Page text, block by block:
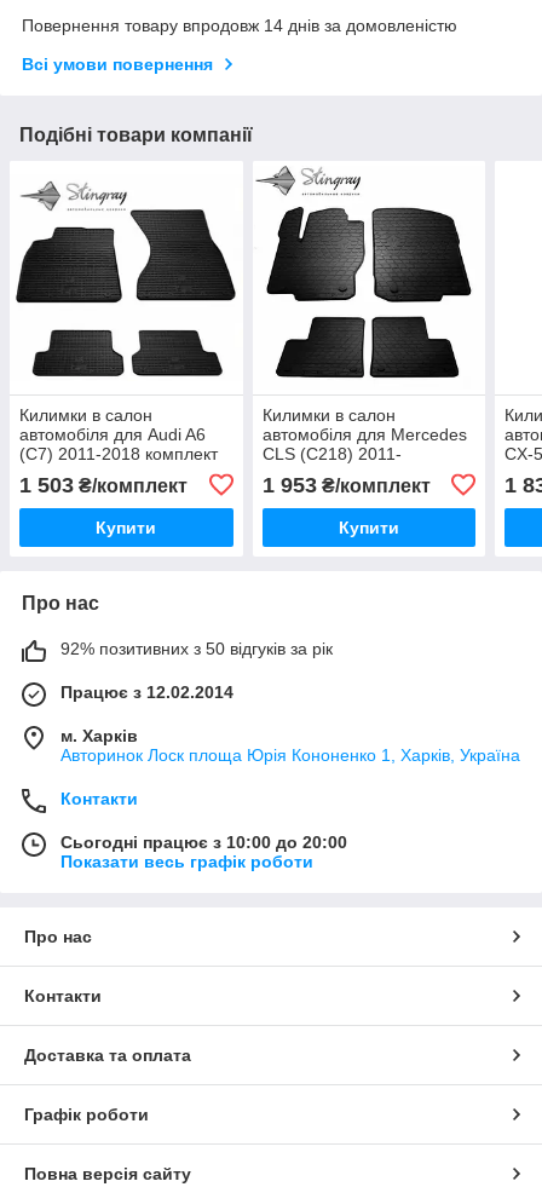
Повернення товару впродовж 14 днів за домовленістю
Всі умови повернення
Подібні товари компанії
Килимки в салон
автомобіля для Audi A6
(C7) 2011-2018 комплект
1 503 ₴/комплект
Купити
Килимки в салон
автомобіля для Mercedes
CLS (C218) 2011-
1 953₴/комплект
Купити
CX-
1
Про нас
92% позитивних з 50 відгуків за рік
Працює з 12.02.2014
м. Харків
Авторинок Лоск площа Юрія Кононенко 1, Харків, Україна
Контакти
Сьогодні працює з 10:00 до 20:00
Показати весь графік роботи
Про нас
Контакти
Доставка та оплата
Графік роботи
Повна версія сайту